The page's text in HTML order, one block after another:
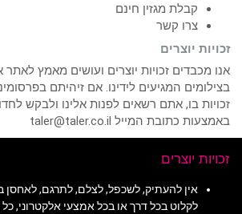
קבלת מגזין חינם
צרו קשר
זכויות יוצרים
אנו מכבדים זכויות יוצרים ועושים מאמץ לאתר
בצילומים המגיעים לידינו. אם זיהיתם
זכויות בו, אתם רשאים לפנות אלינו ולבקש
באמצעות כתובת המייל taler@taler.co.il
זכויות יוצרים
אין להעתיק, לשכפל, לצלם, לתרגם, לאחסן
לקלוט בכל דרך או בכל אמצעי אלקטרוני,